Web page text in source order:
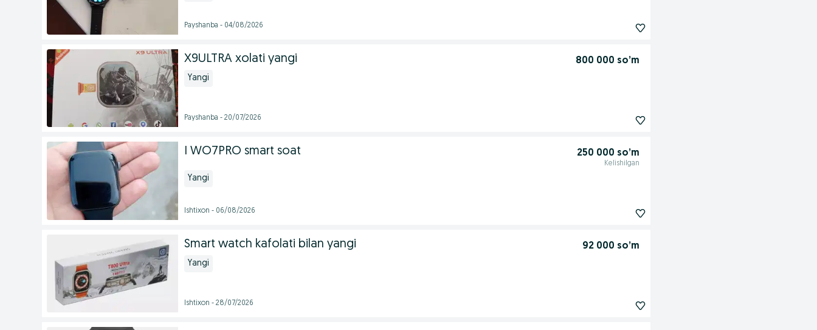
Payshanba - 04/08/2026
X9ULTRA xolati yangi 800 000 so’m
Yangi
Payshanba - 20/07/2026
I WO7PRO smart soat 250 000 so’m
Kelishilgan
Yangi
Ishtixon - 06/08/2026
Smart watch kafolati bilan yangi 92 000 so’m
Yangi
Ishtixon - 28/07/2026